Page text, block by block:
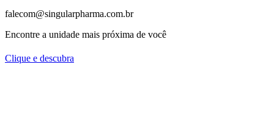
falecom@singularpharma.com.br
Encontre a unidade mais próxima de você
Clique e descubra